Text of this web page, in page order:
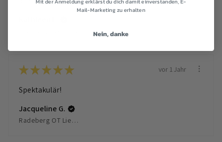
★★★★★ vor 1 Jahr
Spektakulär!
Jacqueline G.
Radeberg OT Liegau Augustusbad, Germany
Mail-Marketing zu erhalten
Nein, danke